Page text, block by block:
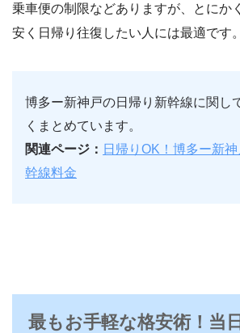
乗車便の制限などありますが、とにか
安く日帰り往復したい人には最適です。
博多ー新神戸の日帰り新幹線に関し
くまとめています。
関連ページ： 日帰りOK！博多ー新
幹線料金
最もお手軽な格安術！当